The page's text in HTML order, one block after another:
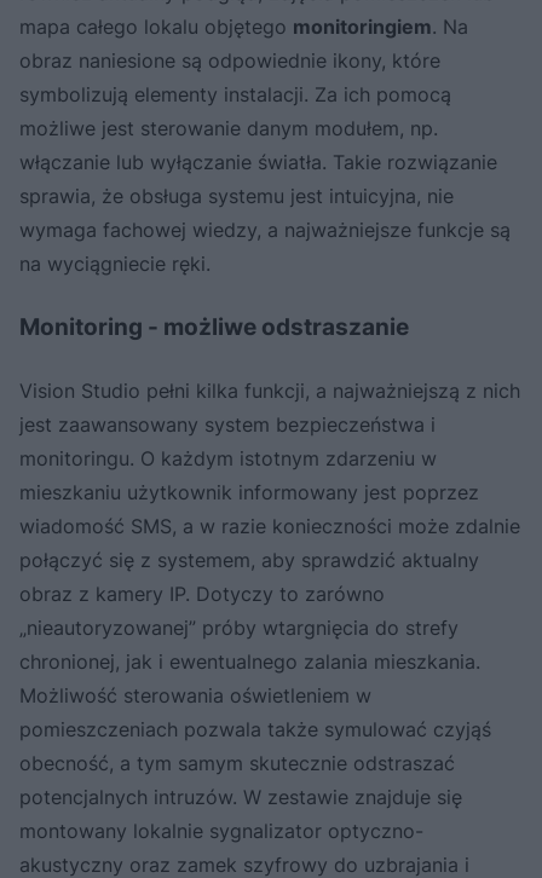
mapa całego lokalu objętego monitoringiem. Na
obraz naniesione są odpowiednie ikony, które
symbolizują elementy instalacji. Za ich pomocą
możliwe jest sterowanie danym modułem, np.
włączanie lub wyłączanie światła. Takie rozwiązanie
sprawia, że obsługa systemu jest intuicyjna, nie
wymaga fachowej wiedzy, a najważniejsze funkcje są
na wyciągniecie ręki.
Monitoring - możliwe odstraszanie
Vision Studio pełni kilka funkcji, a najważniejszą z nich
jest zaawansowany system bezpieczeństwa i
monitoringu. O każdym istotnym zdarzeniu w
mieszkaniu użytkownik informowany jest poprzez
wiadomość SMS, a w razie konieczności może zdalnie
połączyć się z systemem, aby sprawdzić aktualny
obraz z kamery IP. Dotyczy to zarówno
„nieautoryzowanej” próby wtargnięcia do strefy
chronionej, jak i ewentualnego zalania mieszkania.
Możliwość sterowania oświetleniem w
pomieszczeniach pozwala także symulować czyjąś
obecność, a tym samym skutecznie odstraszać
potencjalnych intruzów. W zestawie znajduje się
montowany lokalnie sygnalizator optyczno-
akustyczny oraz zamek szyfrowy do uzbrajania i